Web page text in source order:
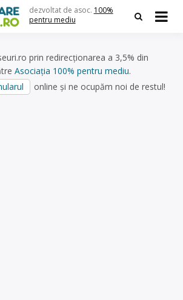
dezvoltat de asoc. 100%
pentru mediu
prin redirecționarea a 3,5% din
Asociația 100% pentru mediu.
online și ne ocupăm noi de restul!